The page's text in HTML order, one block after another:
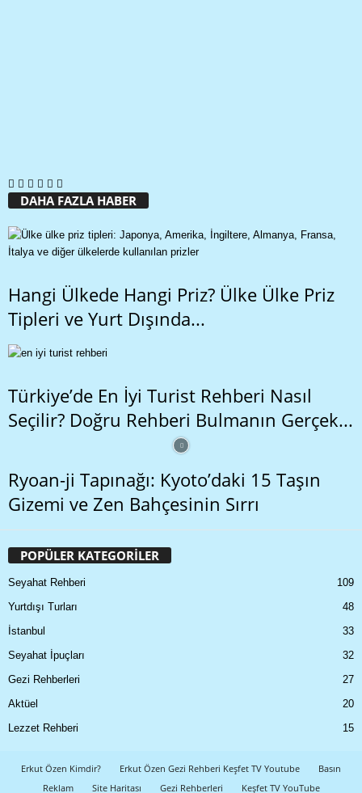
DAHA FAZLA HABER
Hangi Ülkede Hangi Priz? Ülke Ülke Priz
Tipleri ve Yurt Dışında...
Türkiye’de En İyi Turist Rehberi Nasıl
Seçilir? Doğru Rehberi Bulmanın Gerçek...
Ryoan-ji Tapınağı: Kyoto’daki 15 Taşın
Gizemi ve Zen Bahçesinin Sırrı
POPÜLER KATEGORİLER
Seyahat Rehberi
109
Yurtdışı Turları
48
İstanbul
33
Seyahat İpuçları
32
Gezi Rehberleri
27
Aktüel
20
Lezzet Rehberi
15
Erkut Özen Kimdir? Erkut Özen Gezi Rehberi Keşfet TV Youtube
Basın
Reklam
Site Haritası Gezi Rehberleri Keşfet TV YouTube